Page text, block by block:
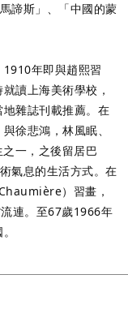
諦斯」、「中國的蒙
年即與趙熙習
讀上海美術學校，
雜誌刊載推薦。在
徐悲鴻，林風眠、
一，之後留居巴
氣息的生活方式。在
）習畫，
連。至67歲1966年